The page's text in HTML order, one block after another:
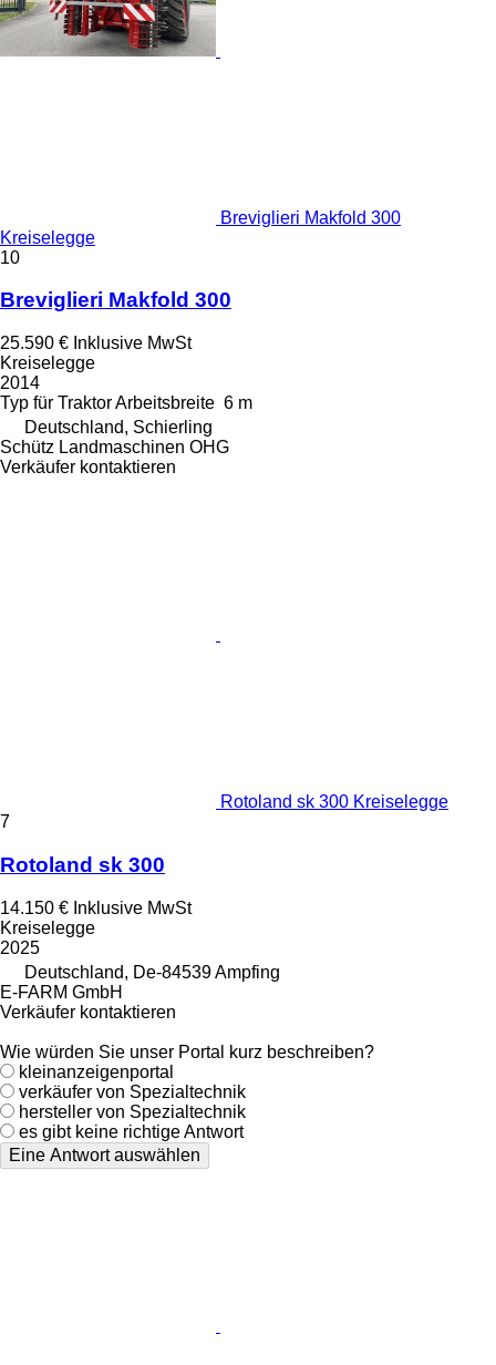
Breviglieri Makfold 300
Kreiselegge
10
Breviglieri Makfold 300
25.590 € Inklusive MwSt
Kreiselegge
2014
Typ für TraktorArbeitsbreite 6 m
Deutschland, Schierling
Schütz Landmaschinen OHG
Verkäufer kontaktieren
Rotoland sk 300 Kreiselegge
7
Rotoland sk 300
14.150 € Inklusive MwSt
Kreiselegge
2025
Deutschland, De-84539 Ampfing
E-FARM GmbH
Verkäufer kontaktieren
Wie würden Sie unser Portal kurz beschreiben?
kleinanzeigenportal
verkäufer von Spezialtechnik
hersteller von Spezialtechnik
es gibt keine richtige Antwort
Eine Antwort auswählen